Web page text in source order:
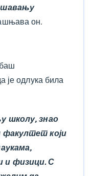
он.
је одлука била
школу, знао
који
и физици. С